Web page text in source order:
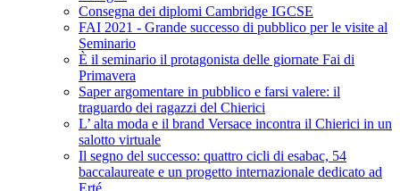
Consegna dei diplomi Cambridge IGCSE
FAI 2021 - Grande successo di pubblico per le visite al
Seminario
È il seminario il protagonista delle giornate Fai di
Primavera
Saper argomentare in pubblico e farsi valere: il
traguardo dei ragazzi del Chierici
L’ alta moda e il brand Versace incontra il Chierici in un
salotto virtuale
Il segno del successo: quattro cicli di esabac, 54
baccalaureate e un progetto internazionale dedicato ad